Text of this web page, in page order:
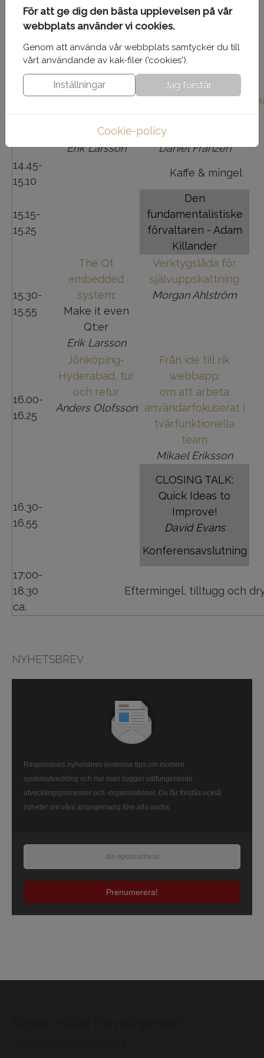
14.10
agilitet:
portföljplanering
Thomas Nilsson
(numera Nilefalk)
kreativitet och
Tomas Jansson
14.15-
The Qt
embedded
system
Erik Larsson
Dragkampen mellan
projektledare och
Daniel Franzén
14.45-
15.10
Kaffe & mingel
15.15-
15.25
Den
fundamentalistiske
förvaltaren - Adam
Killander
15.30-
15.55
The Qt
embedded
system:
Make it even
Qt:er
Erik Larsson
Verktygslåda för
självuppskattning
Morgan Ahlström
16.00-
16.25
Jönköping-
Hyderabad, tur
och retur
Anders Olofsson
Från idé till rik
webbapp:
om att arbeta
användarfokuserat i
tvärfunktionella
team
Mikael Eriksson
16.30-
16.55
CLOSING TALK:
Quick Ideas to
Improve!
David Evans
Konferensavslutning
17:00-
18.30
ca.
Eftermingel, tilltugg och
NYHETSBREV
Responsives nyhetsbrev levererar tips om modern
systemutveckling och hur man bygger välfungerande
utvecklingsprocesser och -organisationer. Du får förstås också
nyheter om våra arrangemang före alla andra.
Prenumerera!
För att ge dig den bästa upplevelsen på vår
webbplats använder vi cookies.
Genom att använda vår webbplats samtycker du till
vårt användande av kak-filer ('cookies').
Inställningar Jag förstår
Cookie-policy